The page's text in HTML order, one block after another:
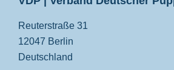
Reuterstraße 31
12047 Berlin
Deutschland